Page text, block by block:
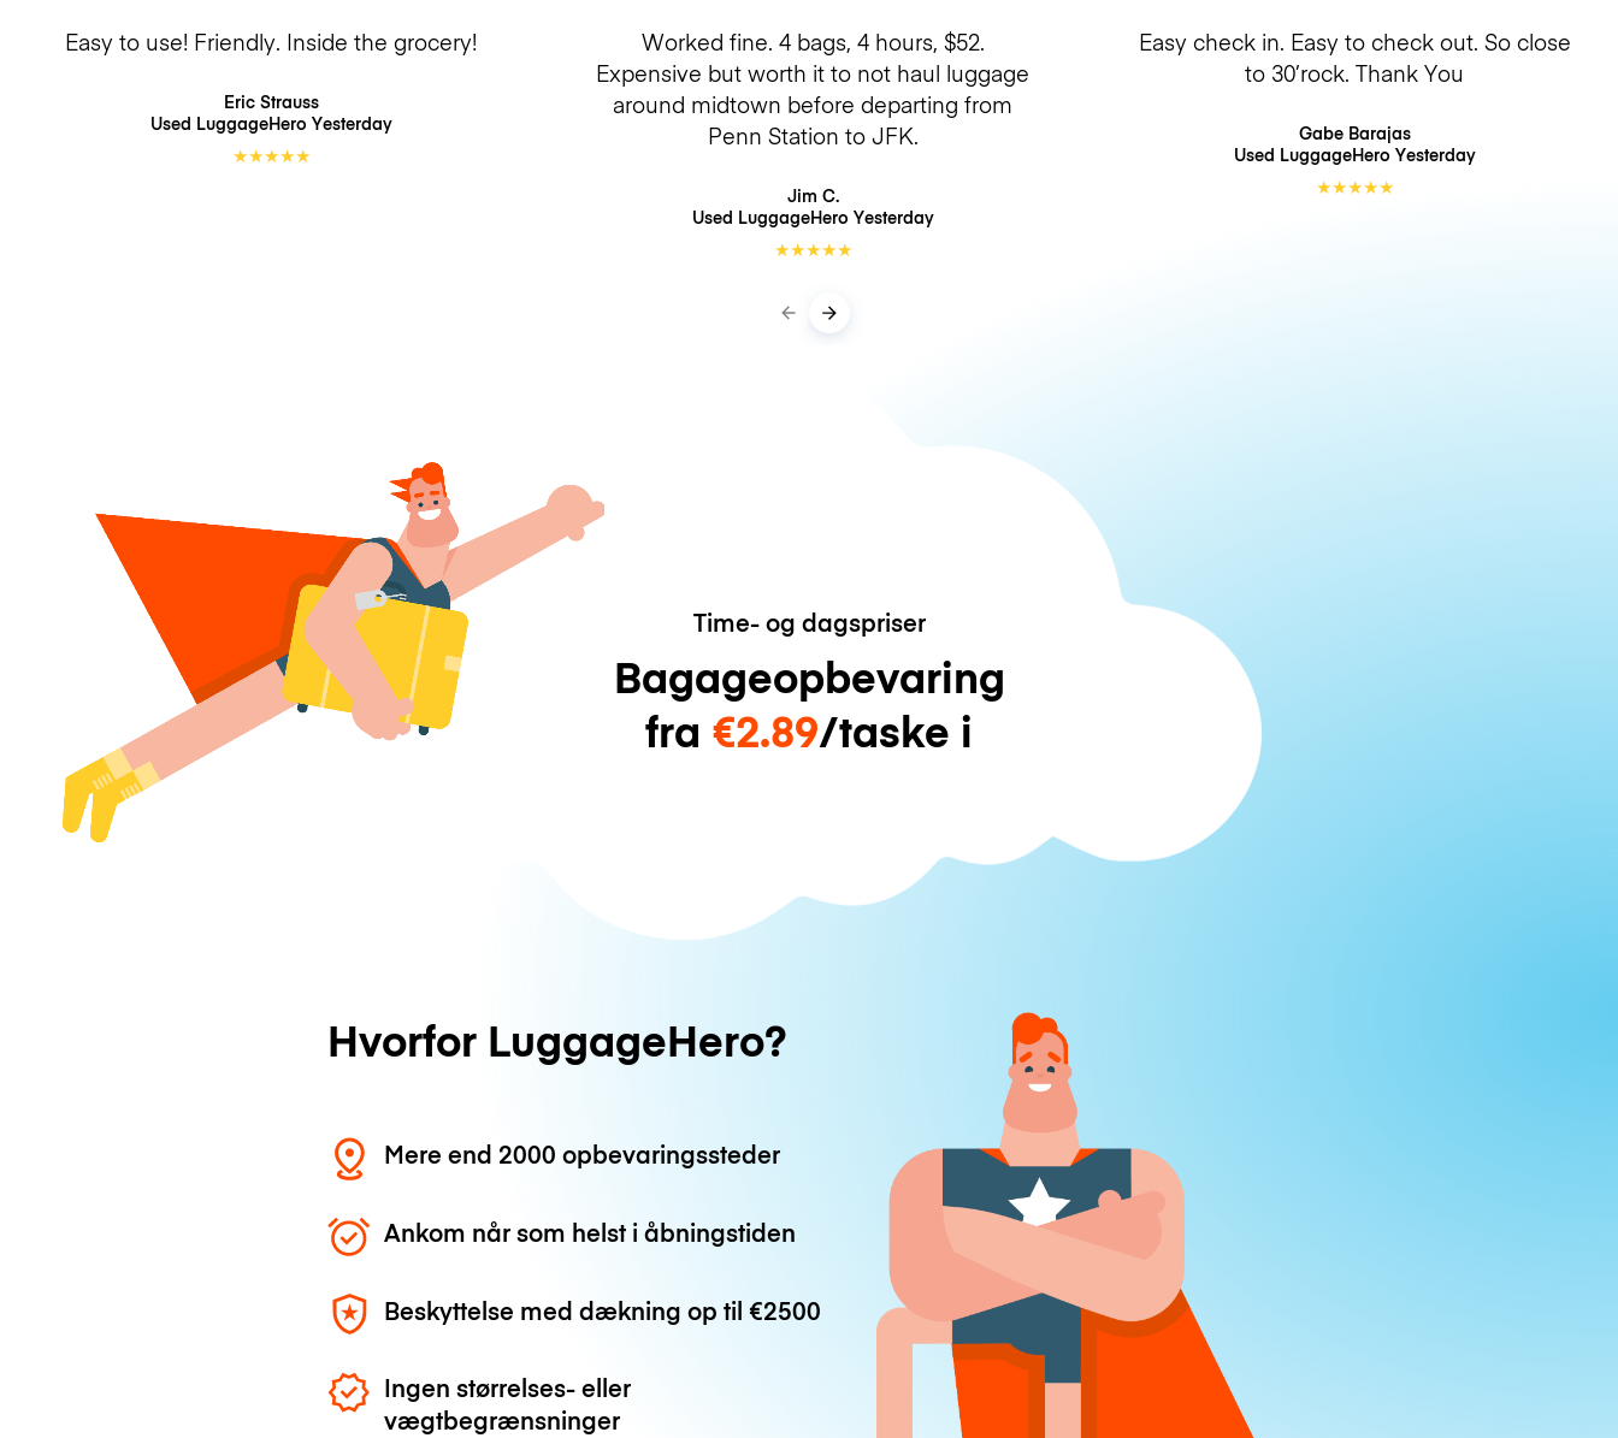
Easy to use! Friendly. Inside the grocery!
Eric Strauss
Used LuggageHero Yesterday
★★★★★
Worked fine. 4 bags, 4 hours, $52.
Expensive but worth it to not haul luggage
around midtown before departing from
Penn Station to JFK.
Jim C.
Used LuggageHero Yesterday
★★★★★
Easy check in. Easy to check out. So close
to 30’rock. Thank You
Gabe Barajas
Used LuggageHero Yesterday
★★★★★
Time- og dagspriser
Bagageopbevaring
fra €2.89/taske i
Hvorfor LuggageHero?
Mere end 2000 opbevaringssteder
Ankom når som helst i åbningstiden
Beskyttelse med dækning op til €2500
Ingen størrelses- eller
vægtbegrænsninger